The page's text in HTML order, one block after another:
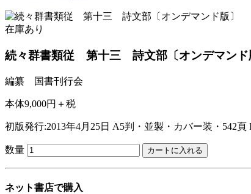
在庫あり
続々群書類従 第十三 詩文部〔オンデマンド
編纂 国書刊行会
本体9,000円＋税
初版発行:2013年4月25日 A5判・並製・カバー装・542頁
数量
ネット書店で購入